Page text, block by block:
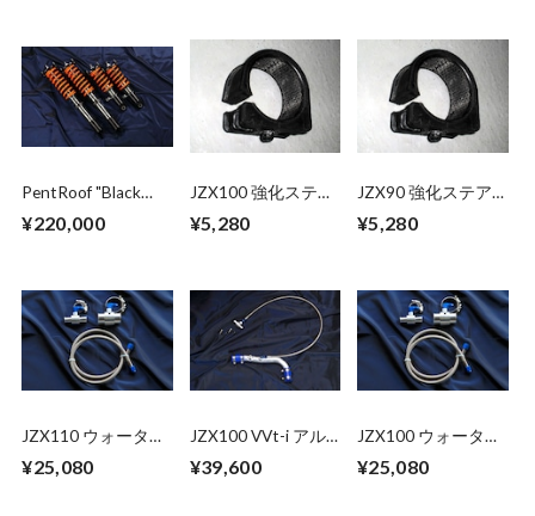
PentRoof "Black
kit for Mark II
¥220,000
JZX100 強化ステア
トブッシュ
¥5,280
JZX90 強化ステア
トブッシュ
¥5,280
JZX110 ウォーター
¥25,080
JZX100 VVt-i アル
ーバイパスキット
¥39,600
JZX100 ウォーター
¥25,080